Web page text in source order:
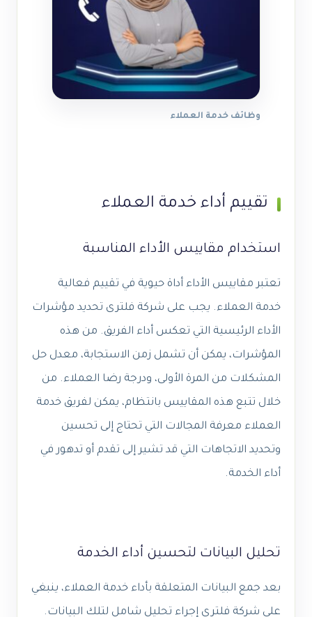
وظائف خدمة العملاء
تقييم أداء خدمة العملاء
استخدام مقاييس الأداء المناسبة
تعتبر مقاييس الأداء أداة حيوية في تقييم فعالية
خدمة العملاء. يجب على شركة فلترى تحديد مؤشرات
الأداء الرئيسية التي تعكس أداء الفريق. من هذه
المؤشرات، يمكن أن تشمل زمن الاستجابة، معدل حل
المشكلات من المرة الأولى، ودرجة رضا العملاء. من
خلال تتبع هذه المقاييس بانتظام، يمكن لفريق خدمة
العملاء معرفة المجالات التي تحتاج إلى تحسين
وتحديد الاتجاهات التي قد تشير إلى تقدم أو تدهور في
أداء الخدمة.
تحليل البيانات لتحسين أداء الخدمة
بعد جمع البيانات المتعلقة بأداء خدمة العملاء، ينبغي
على شركة فلترى إجراء تحليل شامل لتلك البيانات.